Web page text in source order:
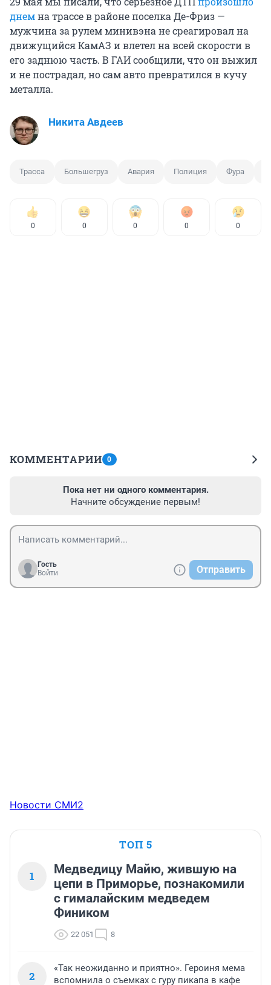
днемна трассе в районе поселка Де-Фриз —
мужчина за рулем минивэна не среагировал на
движущийся КамАЗ и влетел на всей скорости в
его заднюю часть. В ГАИ сообщили, что он выжил
и не пострадал, но сам авто превратился в кучу
металла.
Никита Авдеев
Трасса Большегруз Авария Полиция Фура
0 0 0 0 0
КОММЕНТАРИИ 0
Пока нет ни одного комментария.
Начните обсуждение первым!
Гость
Войти
Отправить
Новости СМИ2
ТОП 5
1
Медведицу Майю, жившую на
цепи в Приморье, познакомили
с гималайским медведем
Фиником
22 051 8
2
«Так неожиданно и приятно». Героиня мема
вспомнила о съемках с гуру пикапа в кафе